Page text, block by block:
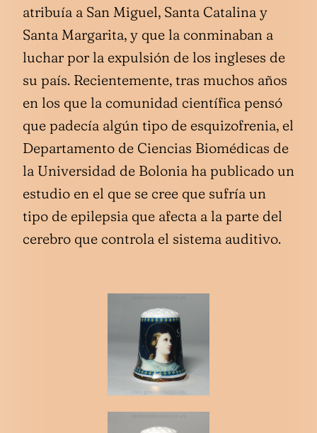
atribuía a San Miguel, Santa Catalina y
Santa Margarita, y que la conminaban a
luchar por la expulsión de los ingleses de
su país. Recientemente, tras muchos años
en los que la comunidad científica pensó
que padecía algún tipo de esquizofrenia, el
Departamento de Ciencias Biomédicas de
la Universidad de Bolonia ha publicado un
estudio en el que se cree que sufría un
tipo de epilepsia que afecta a la parte del
cerebro que controla el sistema auditivo.